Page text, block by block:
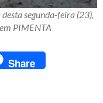
segunda-feira (23),
PIMENTA
Share